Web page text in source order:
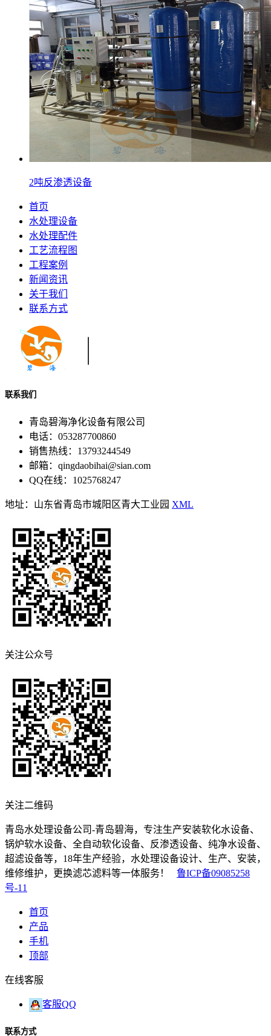
2吨反渗透设备
首页
水处理设备
水处理配件
工艺流程图
工程案例
新闻资讯
关于我们
联系方式
联系我们
青岛碧海净化设备有限公司
电话：053287700860
销售热线：13793244549
邮箱：qingdaobihai@sian.com
QQ在线：1025768247
地址：山东省青岛市城阳区青大工业园 XML
关注公众号
关注二维码
青岛水处理设备公司-青岛碧海，专注生产安装软化水设备、
锅炉软水设备、全自动软化设备、反渗透设备、纯净水设备、
超滤设备等，18年生产经验，水处理设备设计、生产、安装，
维修维护，更换滤芯滤料等一体服务！ 鲁ICP备09085258
号-11
首页
产品
手机
顶部
在线客服
客服QQ
联系方式